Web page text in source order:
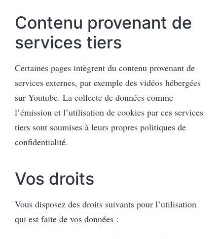
Contenu provenant de
services tiers
Certaines pages intègrent du contenu provenant de
services externes, par exemple des vidéos hébergées
sur Youtube. La collecte de données comme
l’émission et l’utilisation de cookies par ces services
tiers sont soumises à leurs propres politiques de
confidentialité.
Vos droits
Vous disposez des droits suivants pour l’utilisation
qui est faite de vos données :